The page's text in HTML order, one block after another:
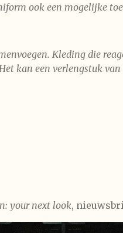
ook een mogelijke
Kleding die
kan een verlengstuk
your next look,